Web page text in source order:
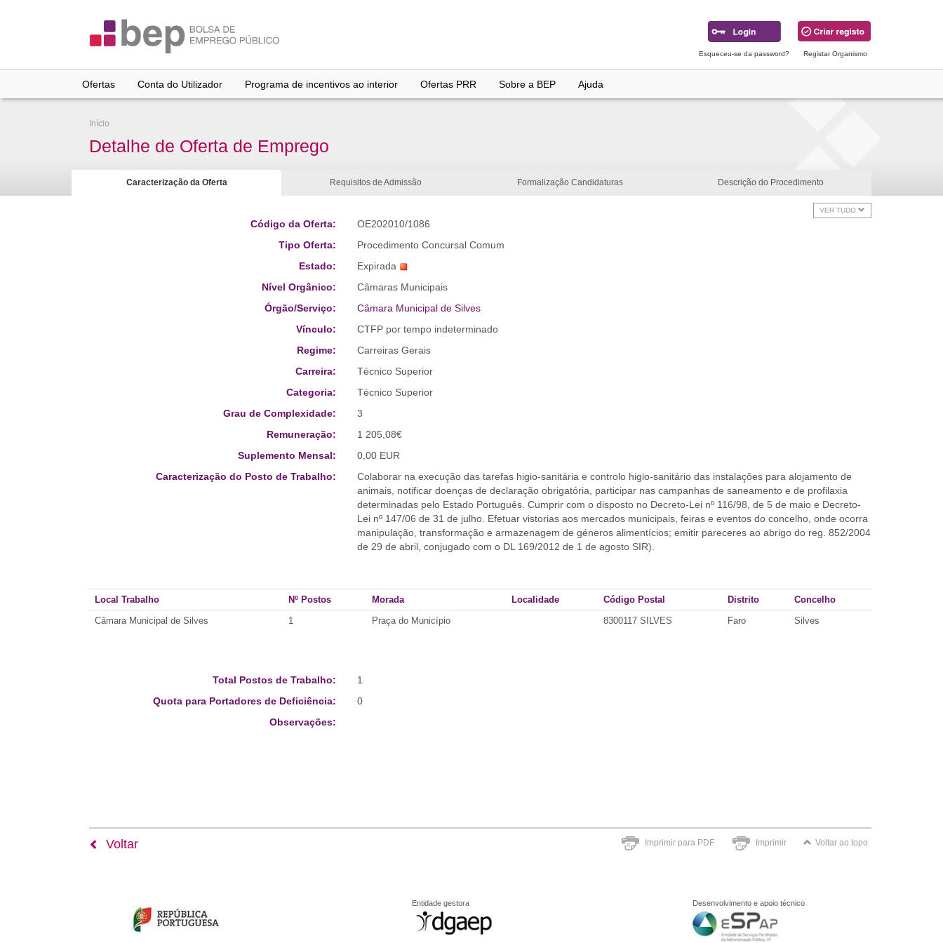
Esqueceu-se da password? Registar Organismo
Ofertas Conta do Utilizador Programa de incentivos ao interior Ofertas PRR Sobre a BEP Ajuda
Início
Detalhe de Oferta de Emprego
Caracterização da Oferta Requisitos de Admissão Formalização Candidaturas Descrição do Procedimento
VER TUDO
Código da Oferta:
OE202010/1086
Tipo Oferta:
Procedimento Concursal Comum
Estado:
Expirada
Nível Orgânico:
Câmaras Municipais
Órgão/Serviço:
Câmara Municipal de Silves
Vínculo:
CTFP por tempo indeterminado
Regime:
Carreiras Gerais
Carreira:
Técnico Superior
Categoria:
Técnico Superior
Grau de Complexidade:
3
Remuneração:
1 205,08€
Suplemento Mensal:
0,00 EUR
Caracterização do Posto de Trabalho:
Colaborar na execução das tarefas higio-sanitária e controlo higio-sanitário das instalações para alojamento de
animais, notificar doenças de declaração obrigatória, participar nas campanhas de saneamento e de profilaxia
determinadas pelo Estado Português. Cumprir com o disposto no Decreto-Lei nº 116/98, de 5 de maio e Decreto-
Lei nº 147/06 de 31 de julho. Efetuar vistorias aos mercados municipais, feiras e eventos do concelho, onde ocorra
manipulação, transformação e armazenagem de géneros alimentícios; emitir pareceres ao abrigo do reg. 852/2004
de 29 de abril, conjugado com o DL 169/2012 de 1 de agosto SIR).
Local Trabalho Nº Postos Morada Localidade Código Postal Distrito
Concelho
Câmara Municipal de Silves
1 Praça do Município 8300117 SILVES Faro Silves
Total Postos de Trabalho:
1
Quota para Portadores de Deficiência:
0
Observações:
Imprimir para PDF Imprimir Voltar ao topo
Voltar
Entidade gestora Desenvolvimento e apoio técnico